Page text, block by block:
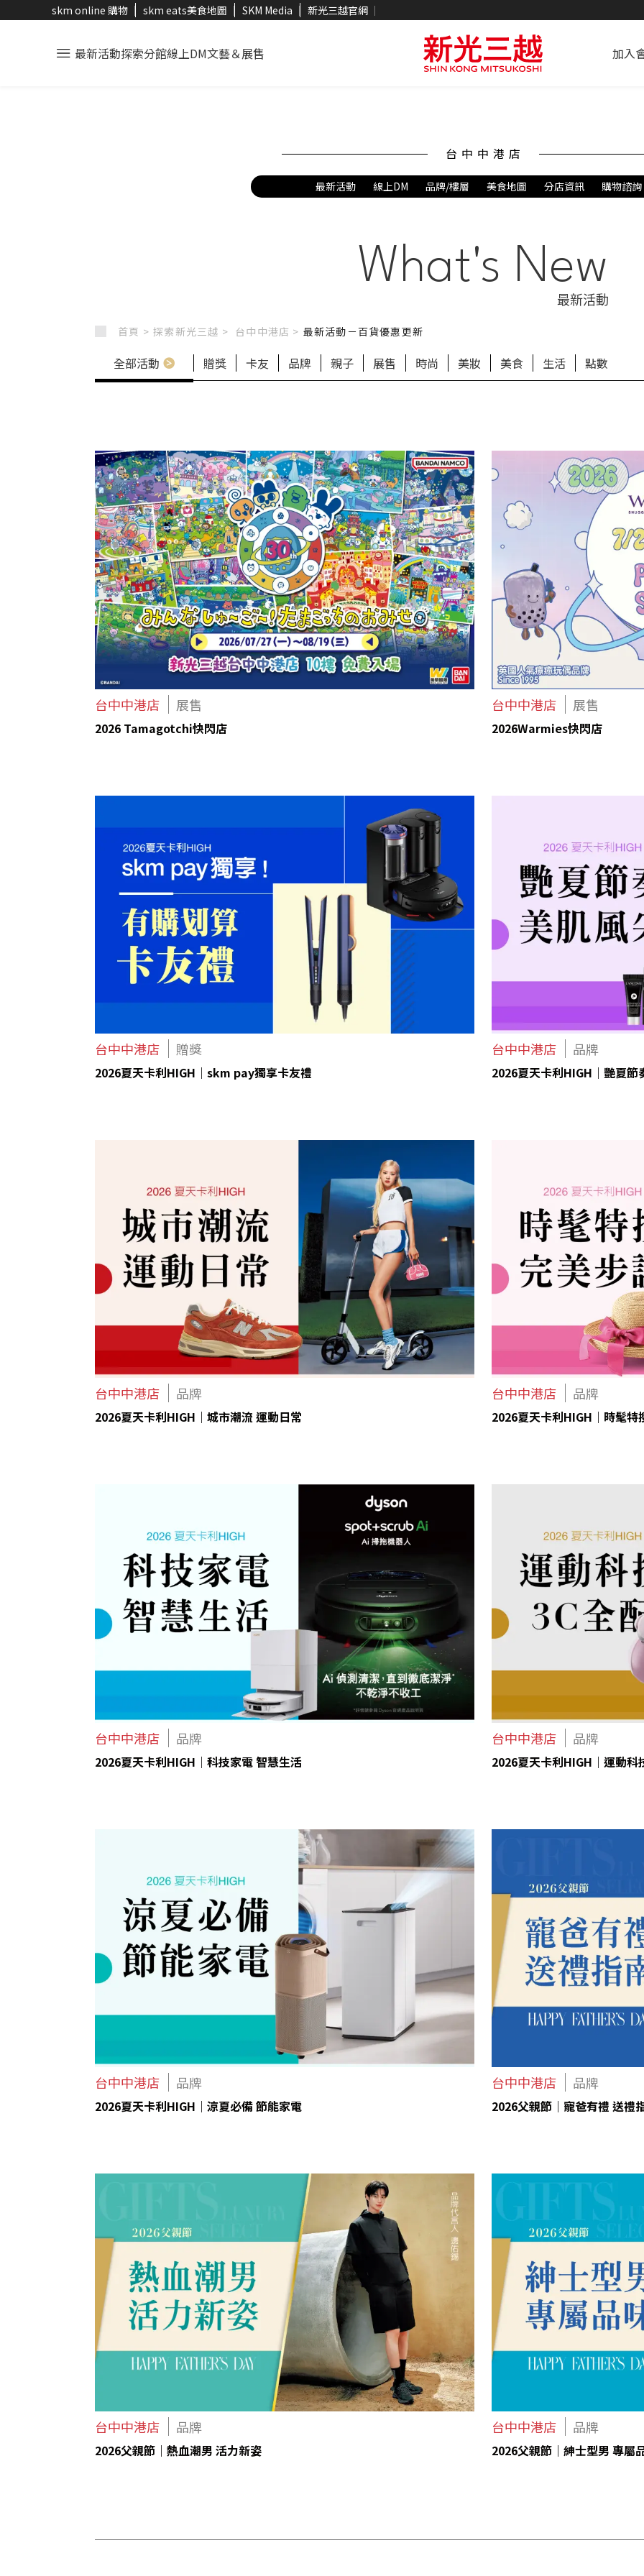
skm online 購物 skm eats美食地圖 SKM Media 新光三越官網
最新活動探索分館線上DM文藝＆展售 加入
台中中港店
最新活動 線上DM 品牌/樓層 美食地圖 分店資訊 購物諮詢
What's New
最新活動
首頁 > 探索新光三越 > 台中中港店 > 最新活動－百貨優惠更新
全部活動 贈獎 卡友 品牌 親子 展售 時尚 美妝 美食 生活 點數
台中中港店 展售
2026 Tamagotchi快閃店
台中中港店 展售
2026Warmies快閃店
台中中港店 贈獎
2026夏天卡利HIGH｜skm pay獨享卡友禮
台中中港店 品牌
2026夏天卡利HIGH｜艷夏節
台中中港店 品牌
2026夏天卡利HIGH｜城市潮流 運動日常
台中中港店 品牌
2026夏天卡利HIGH｜時髦特
台中中港店 品牌
2026夏天卡利HIGH｜科技家電 智慧生活
台中中港店 品牌
2026夏天卡利HIGH｜運動科
台中中港店 品牌
2026夏天卡利HIGH｜涼夏必備 節能家電
台中中港店 品牌
2026父親節｜寵爸有禮 送禮
台中中港店 品牌
2026父親節｜熱血潮男 活力新姿
台中中港店 品牌
2026父親節｜紳士型男 專屬